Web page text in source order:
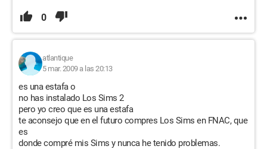
0
atlantique
5 mar. 2009 a las 20:13
es una estafa o
no has instalado Los Sims 2
pero yo creo que es una estafa
te aconsejo que en el futuro compres Los Sims en FNAC, que
es
donde compré mis Sims y nunca he tenido problemas.